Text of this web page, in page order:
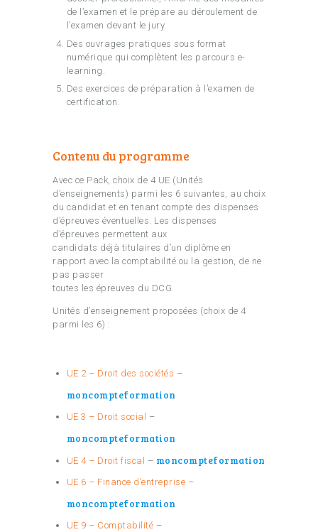
de l’examen et le prépare au déroulement de
l’examen devant le jury.
Des ouvrages pratiques sous format
numérique qui complètent les parcours e-
learning.
Des exercices de préparation à l’examen de
certification.
Contenu du programme
Avec ce Pack, choix de 4 UE (Unités
d’enseignements) parmi les 6 suivantes, au choix
du candidat et en tenant compte des dispenses
d’épreuves éventuelles. Les dispenses
d’épreuves permettent aux
candidats déjà titulaires d’un diplôme en
rapport avec la comptabilité ou la gestion, de ne
pas passer
toutes les épreuves du DCG.
Unités d’enseignement proposées (choix de 4
parmi les 6) :
UE 2 – Droit des sociétés –
moncompteformation
UE 3 – Droit social –
moncompteformation
UE 4 – Droit fiscal – moncompteformation
UE 6 – Finance d’entreprise –
moncompteformation
UE 9 – Comptabilité –